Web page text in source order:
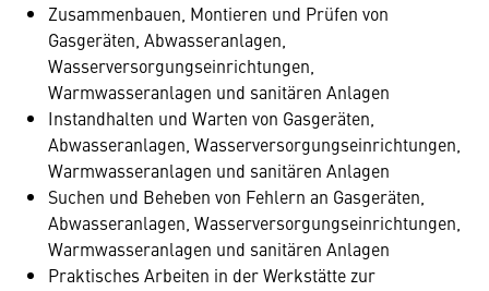
Zusammenbauen, Montieren und Prüfen von
Gasgeräten, Abwasseranlagen,
Wasserversorgungseinrichtungen,
Warmwasseranlagen und sanitären Anlagen
Instandhalten und Warten von Gasgeräten,
Abwasseranlagen, Wasserversorgungseinrichtungen,
Warmwasseranlagen und sanitären Anlagen
Suchen und Beheben von Fehlern an Gasgeräten,
Abwasseranlagen, Wasserversorgungseinrichtungen,
Warmwasseranlagen und sanitären Anlagen
Praktisches Arbeiten in der Werkstätte zur